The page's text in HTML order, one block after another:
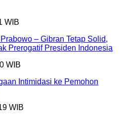
WIB
– Gibran Tetap Solid,
Prerogatif Presiden Indonesia
WIB
Intimidasi ke Pemohon
WIB